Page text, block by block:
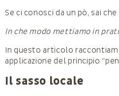
Se ci conosci da un pò, sai che
In che modo mettiamo in
In questo articolo
applicazione del principio
Il sasso locale